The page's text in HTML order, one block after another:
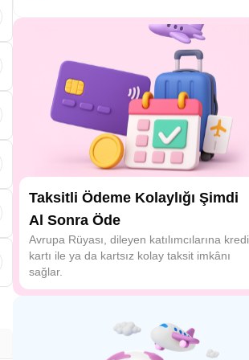
Taksitli Ödeme Kolaylığı Şimdi
Al Sonra Öde
Avrupa Rüyası, dileyen katılımcılarına kredi
kartı ile ya da kartsız kolay taksit imkânı
sağlar.